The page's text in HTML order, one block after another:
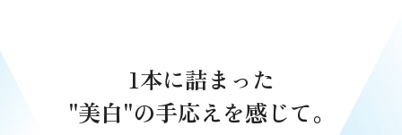
1本に詰まった
"美白"の手応えを感じて。